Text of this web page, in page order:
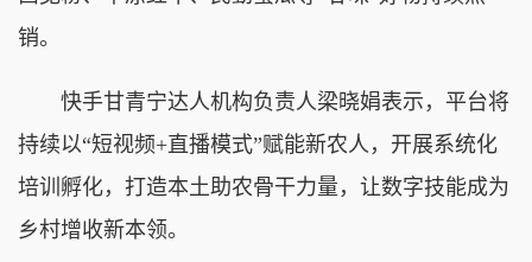
销。
快手甘青宁达人机构负责人梁晓娟表示，平台将
持续以“短视频+直播模式”赋能新农人，开展系统化
培训孵化，打造本土助农骨干力量，让数字技能成为
乡村增收新本领。